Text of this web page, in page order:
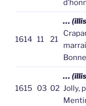
1614 11 21
…
1615 03 02
…
Jolly,